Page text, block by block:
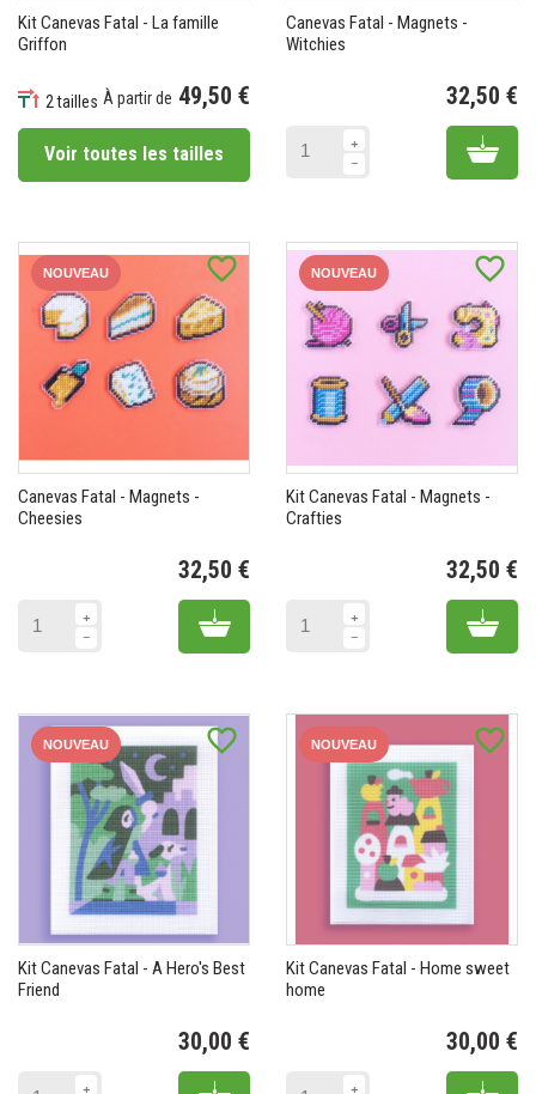
Kit Canevas Fatal - La famille
Griffon
2 tailles À partir de 49,50 €
Voir toutes les tailles
Canevas Fatal - Magnets -
Witchies
32,50 €
Add
favorite_border
NOUVEAU
Canevas Fatal - Magnets -
Cheesies
32,50 €
Add to cart
favorite_border
NOUVEAU
Kit Canevas Fatal - Magnets -
Crafties
32,50 €
Add
favorite_border
NOUVEAU
Kit Canevas Fatal - A Hero's Best
Friend
30,00 €
favorite_border
NOUVEAU
Kit Canevas Fatal - Home sweet
home
30,00 €